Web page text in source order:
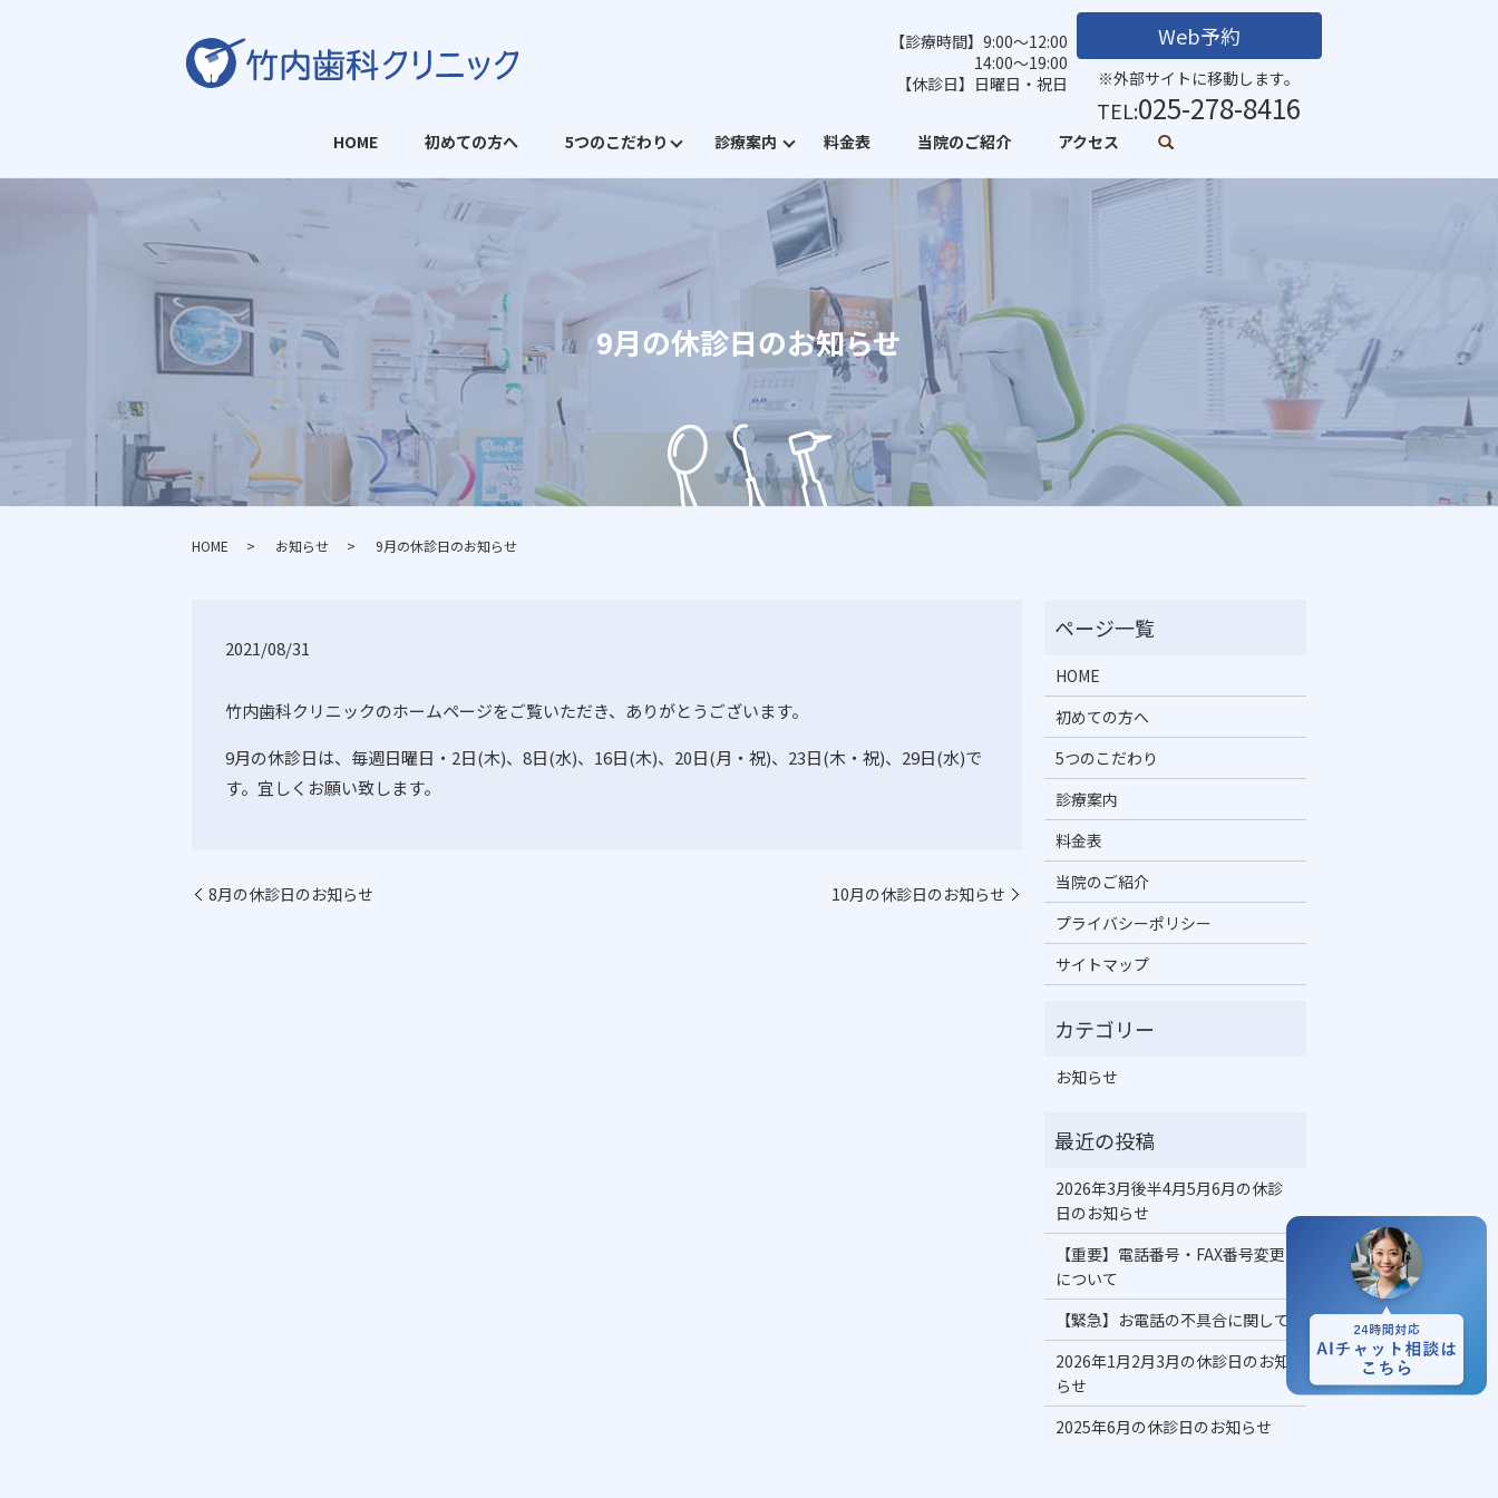
【診療時間】9:00～12:00
14:00～19:00
【休診日】日曜日・祝日
Web予約
※外部サイトに移動します。
TEL:025-278-8416
HOME 初めての方へ 5つのこだわり 診療案内 料金表 当院のご紹介 アクセス
9月の休診日のお知らせ
HOME お知らせ 9月の休診日のお知らせ
2021/08/31
竹内歯科クリニックのホームページをご覧いただき、ありがとうございます。
9月の休診日は、毎週日曜日・ 2日(木)、 8日(水)、 16日(木)、20日(月・祝)、23日(木・祝)、 29日(水)で
す。宜しくお願い致します。
8月の休診日のお知らせ 10月の休診日のお知らせ
HOME
初めての方へ
5つのこだわり
診療案内
料金表
当院のご紹介
プライバシーポリシー
サイトマップ
お知らせ
2026年3月後半4月5月6月の休診
日のお知らせ
【重要】電話番号・FAX番号変更
について
【緊急】お電話の不具合に関して
2026年1月2月3月の休診日のお知
らせ
2025年6月の休診日のお知らせ